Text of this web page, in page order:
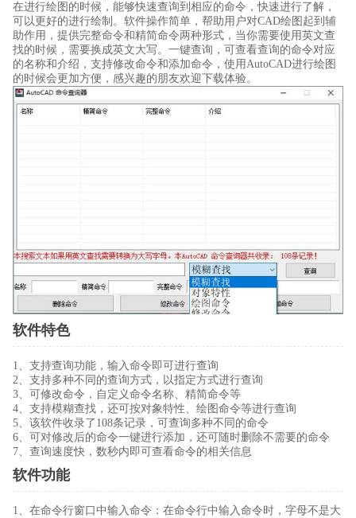
在进行绘图的时候，能够快速查询到相应的命令，快速进行了解，
可以更好的进行绘制。软件操作简单，帮助用户对CAD绘图起到辅
助作用，提供完整命令和精简命令两种形式，当你需要使用英文查
找的时候，需要换成英文大写。一键查询，可查看查询的命令对应
的名称和介绍，支持修改命令和添加命令，使用AutoCAD进行绘图
的时候会更加方便，感兴趣的朋友欢迎下载体验。
软件特色
1、支持查询功能，输入命令即可进行查询
2、支持多种不同的查询方式，以指定方式进行查询
3、可修改命令，自定义命令名称、精简命令等
4、支持模糊查找，还可按对象特性、绘图命令等进行查询
5、该软件收录了108条记录，可查询多种不同的命令
6、可对修改后的命令一键进行添加，还可随时删除不需要的命令
7、查询速度快，数秒内即可查看命令的相关信息
软件功能
1、在命令行窗口中输入命令：在命令行中输入命令时，字母不是大